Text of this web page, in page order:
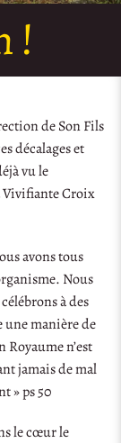
!
de Son Fils
décalages et
vu le
Vivifiante Croix
avons tous
Nous
à des
une manière de
n’est
jamais de mal
» ps 50
le cœur le